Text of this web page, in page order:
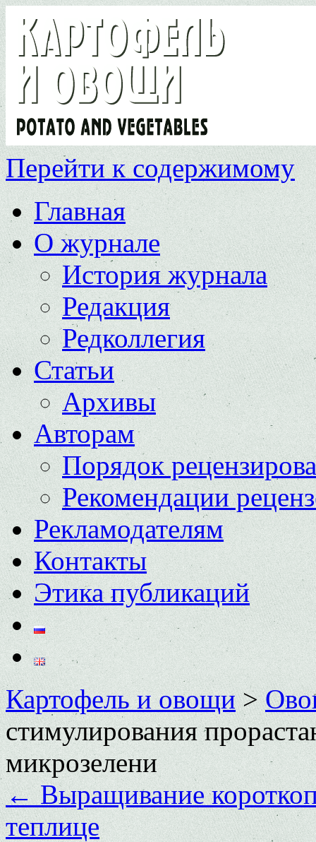
Перейти к содержимому
Главная
О журнале
История журнала
Редакция
Редколлегия
Статьи
Архивы
Авторам
Порядок
Рекомендации
Рекламодателям
Контакты
Этика публикаций
Картофель и овощи>
стимулирования
микрозелени
←Выращивание
теплице